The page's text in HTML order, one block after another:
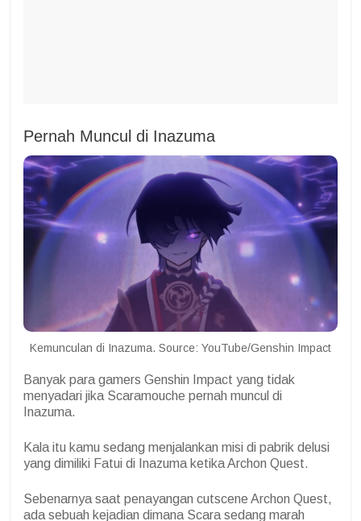
Pernah Muncul di Inazuma
Kemunculan di Inazuma. Source: YouTube/Genshin Impact
Banyak para gamers Genshin Impact yang tidak
menyadari jika Scaramouche pernah muncul di
Inazuma.
Kala itu kamu sedang menjalankan misi di pabrik delusi
yang dimiliki Fatui di Inazuma ketika Archon Quest.
Sebenarnya saat penayangan cutscene Archon Quest,
ada sebuah kejadian dimana Scara sedang marah